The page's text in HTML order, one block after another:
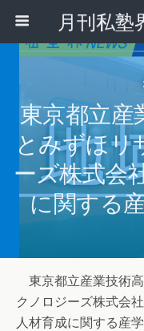
東京都立産
とみずほリ
ーズ株式会
に関する
東京都立産業技術
クノロジーズ株式会
人材育成に関する産